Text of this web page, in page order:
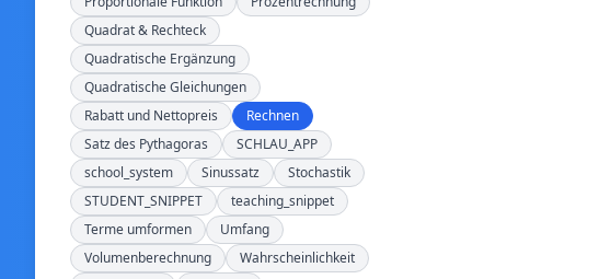
Quadrat & Rechteck
Quadratische Ergänzung
Quadratische Gleichungen
Rabatt und Nettopreis
Rechnen
Satz des Pythagoras
SCHLAU_APP
school_system
Sinussatz
Stochastik
STUDENT_SNIPPET
teaching_snippet
Terme umformen
Umfang
Volumenberechnung
Wahrscheinlichkeit